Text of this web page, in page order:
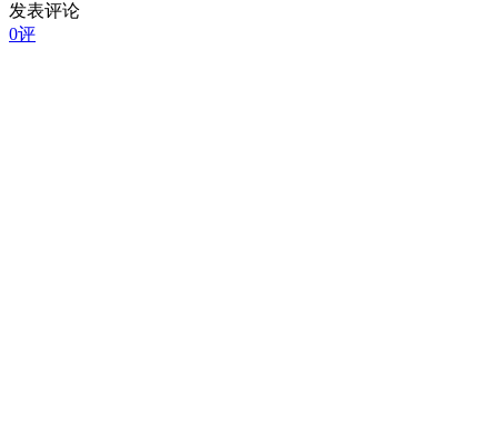
发表评论
0评